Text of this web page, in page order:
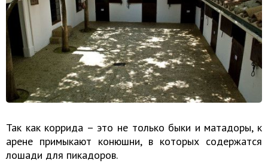
Так как коррида – это не только быки и матадоры, к
арене примыкают конюшни, в которых содержатся
лошади для пикадоров.